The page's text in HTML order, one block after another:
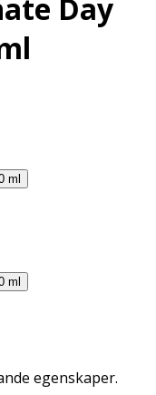
Day
ml
ml
egenskaper.